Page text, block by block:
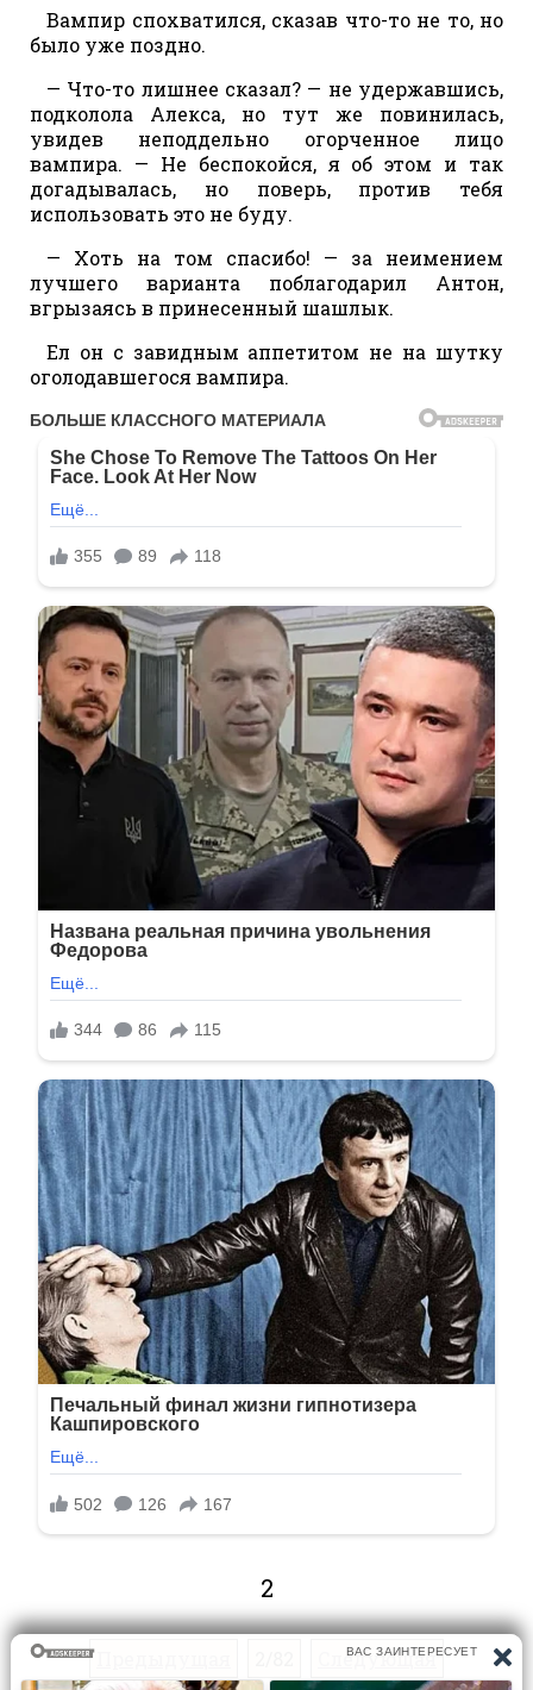
Вампир спохватился, сказав что-то не то, но
было уже поздно.
— Что-то лишнее сказал? — не удержавшись,
подколола Алекса, но тут же повинилась,
увидев неподдельно огорченное лицо
вампира. — Не беспокойся, я об этом и так
догадывалась, но поверь, против тебя
использовать это не буду.
— Хоть на том спасибо! — за неимением
лучшего варианта поблагодарил Антон,
вгрызаясь в принесенный шашлык.
Ел он с завидным аппетитом не на шутку
оголодавшегося вампира.
2
Следующая